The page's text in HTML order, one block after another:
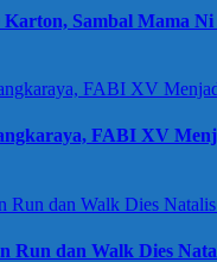
Karton, Sambal Mama
FABI XV
Run dan Walk Dies